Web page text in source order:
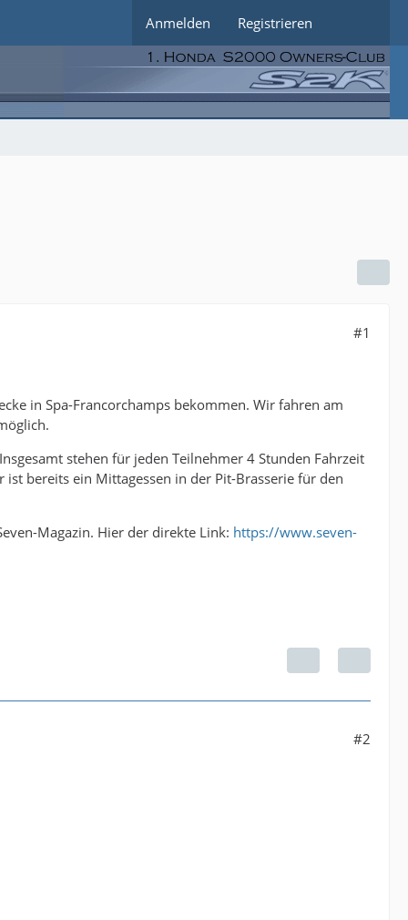
Anmelden Registrieren
#1
in Spa-Francorchamps bekommen. Wir fahren am
stehen für jeden Teilnehmer 4 Stunden Fahrzeit
bereits ein Mittagessen in der Pit-Brasserie für den
Magazin. Hier der direkte Link: https://www.seven-
#2